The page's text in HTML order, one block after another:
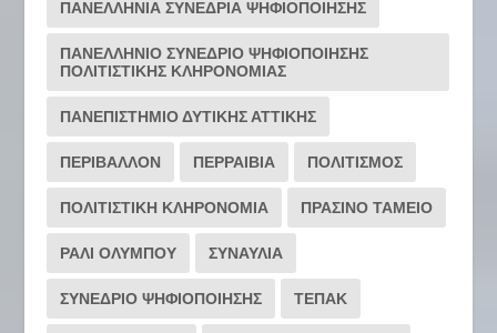
ΠΑΝΕΛΛΗΝΙΑ ΣΥΝΕΔΡΙΑ ΨΗΦΙΟΠΟΙΗΣΗΣ
ΠΑΝΕΛΛΗΝΙΟ ΣΥΝΕΔΡΙΟ ΨΗΦΙΟΠΟΙΗΣΗΣ
ΠΟΛΙΤΙΣΤΙΚΗΣ ΚΛΗΡΟΝΟΜΙΑΣ
ΠΑΝΕΠΙΣΤΗΜΙΟ ΔΥΤΙΚΗΣ ΑΤΤΙΚΗΣ
ΠΕΡΙΒΑΛΛΟΝ ΠΕΡΡΑΙΒΙΑ ΠΟΛΙΤΙΣΜΟΣ
ΠΟΛΙΤΙΣΤΙΚΗ ΚΛΗΡΟΝΟΜΙΑ ΠΡΑΣΙΝΟ ΤΑΜΕΙΟ
ΡΆΛΙ ΟΛΎΜΠΟΥ ΣΥΝΑΥΛΙΑ
ΣΥΝΕΔΡΙΟ ΨΗΦΙΟΠΟΙΗΣΗΣ ΤΕΠΑΚ